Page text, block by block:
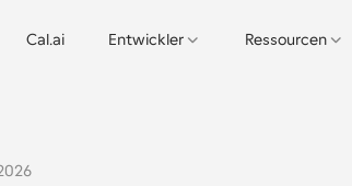
Cal.ai Entwickler Ressourcen